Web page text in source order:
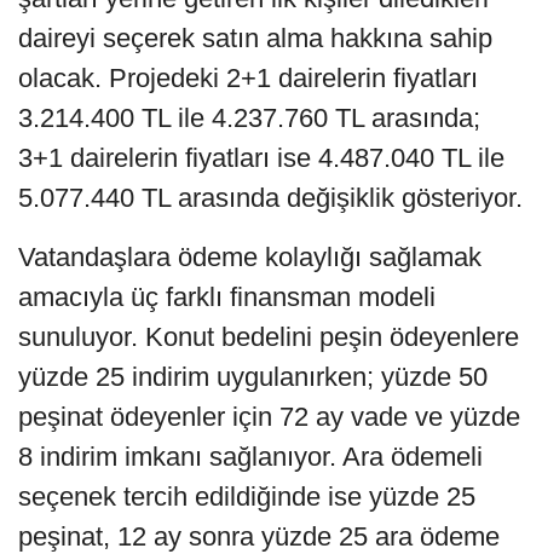
daireyi seçerek satın alma hakkına sahip
olacak. Projedeki 2+1 dairelerin fiyatları
3.214.400 TL ile 4.237.760 TL arasında;
3+1 dairelerin fiyatları ise 4.487.040 TL ile
5.077.440 TL arasında değişiklik gösteriyor.
Vatandaşlara ödeme kolaylığı sağlamak
amacıyla üç farklı finansman modeli
sunuluyor. Konut bedelini peşin ödeyenlere
yüzde 25 indirim uygulanırken; yüzde 50
peşinat ödeyenler için 72 ay vade ve yüzde
8 indirim imkanı sağlanıyor. Ara ödemeli
seçenek tercih edildiğinde ise yüzde 25
peşinat, 12 ay sonra yüzde 25 ara ödeme